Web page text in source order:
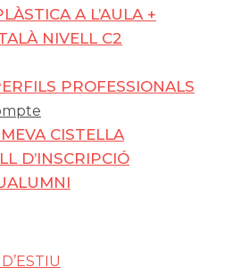
A L’AULA +
NIVELL C2
PROFESSIONALS
CISTELLA
D’INSCRIPCIÓ